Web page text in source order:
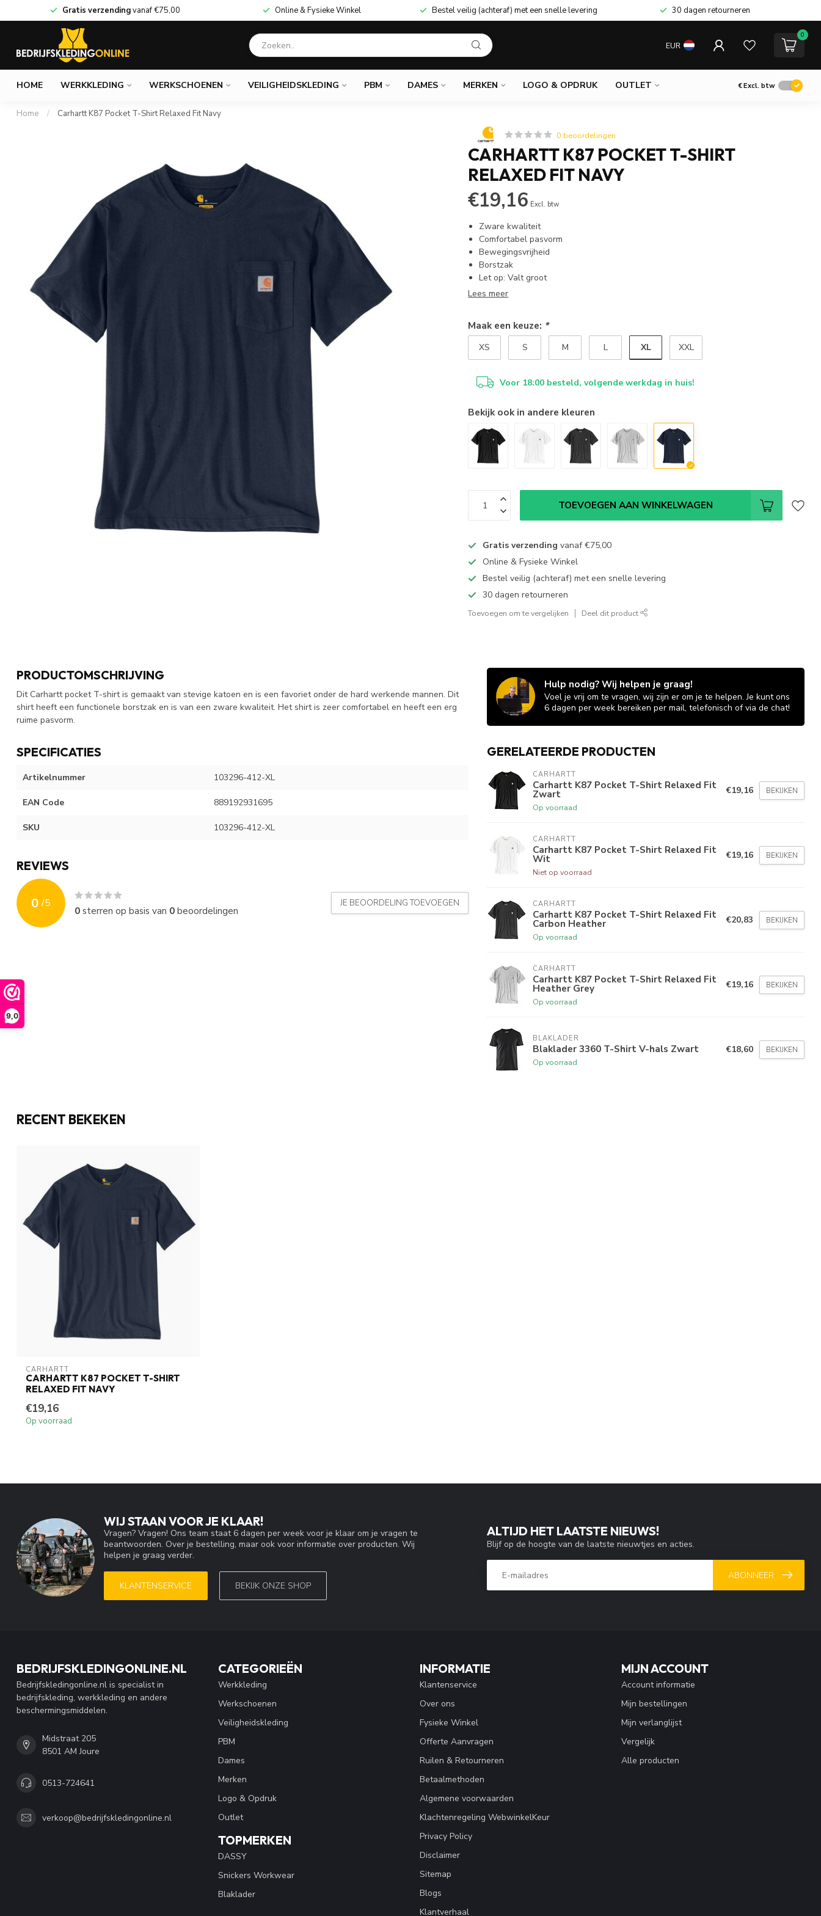
9,0
Gratis verzendingvanaf€75,00 Online & Fysieke Winkel Bestel veilig (achteraf) met een snelle levering 30 dagen retourneren
EUR
0
HOME WERKKLEDING WERKSCHOENEN VEILIGHEIDSKLEDING PBM DAMES MERKEN LOGO & OPDRUK OUTLET €Excl. btw
Home / Carhartt K87 Pocket T-Shirt Relaxed Fit Navy
0 beoordelingen
CARHARTT K87 POCKET T-SHIRT
RELAXED FIT NAVY
€19,16 Excl. btw
Zware kwaliteit
Comfortabel pasvorm
Bewegingsvrijheid
Borstzak
Let op: Valt groot
Lees meer
Maak een keuze: *
XS S M L XL XXL
Voor 18:00 besteld, volgende werkdag in huis!
Bekijk ook in andere kleuren
TOEVOEGEN AAN WINKELWAGEN
Gratis verzending vanaf€75,00
Online & Fysieke Winkel
Bestel veilig (achteraf) met een snelle levering
30 dagen retourneren
Toevoegen om te vergelijken Deel dit product
PRODUCTOMSCHRIJVING
Dit Carhartt pocket T-shirt is gemaakt van stevige katoen en is een favoriet onder de hard werkende mannen. Dit
shirt heeft een functionele borstzak en is van een zware kwaliteit. Het shirt is zeer comfortabel en heeft een erg
ruime pasvorm.
SPECIFICATIES
Artikelnummer 103296-412-XL
EAN Code 889192931695
SKU 103296-412-XL
REVIEWS
0 /5
0sterren op basis van 0beoordelingen
JE BEOORDELING TOEVOEGEN
Hulp nodig? Wij helpen je graag!
Voel je vrij om te vragen, wij zijn er om je te helpen. Je kunt ons
6 dagen per week bereiken per mail, telefonisch of via de chat!
GERELATEERDE PRODUCTEN
CARHARTT
Carhartt K87 Pocket T-Shirt Relaxed Fit
Zwart
Op voorraad
€19,16 BEKIJKEN
CARHARTT
Carhartt K87 Pocket T-Shirt Relaxed Fit
Wit
Niet op voorraad
€19,16 BEKIJKEN
CARHARTT
Carhartt K87 Pocket T-Shirt Relaxed Fit
Carbon Heather
Op voorraad
€20,83 BEKIJKEN
CARHARTT
Carhartt K87 Pocket T-Shirt Relaxed Fit
Heather Grey
Op voorraad
€19,16 BEKIJKEN
BLAKLADER
Blaklader 3360 T-Shirt V-hals Zwart
Op voorraad
€18,60 BEKIJKEN
RECENT BEKEKEN
CARHARTT
CARHARTT K87 POCKET T-SHIRT
RELAXED FIT NAVY
€19,16
Op voorraad
WIJ STAAN VOOR JE KLAAR!
Vragen? Vragen! Ons team staat 6 dagen per week voor je klaar om je vragen te
beantwoorden. Over je bestelling, maar ook voor informatie over producten. Wij
helpen je graag verder.
KLANTENSERVICE BEKIJK ONZE SHOP
ALTIJD HET LAATSTE NIEUWS!
Blijf op de hoogte van de laatste nieuwtjes en acties.
ABONNEER
BEDRIJFSKLEDINGONLINE.NL
Bedrijfskledingonline.nl is specialist in
bedrijfskleding, werkkleding en andere
beschermingsmiddelen.
Midstraat 205
8501 AM Joure
0513-724641
verkoop@bedrijfskledingonline.nl
CATEGORIEËN
Werkkleding
Werkschoenen
Veiligheidskleding
PBM
Dames
Merken
Logo & Opdruk
Outlet
TOPMERKEN
DASSY
Snickers Workwear
Blaklader
INFORMATIE
Klantenservice
Over ons
Fysieke Winkel
Offerte Aanvragen
Ruilen & Retourneren
Betaalmethoden
Algemene voorwaarden
Klachtenregeling WebwinkelKeur
Privacy Policy
Disclaimer
Sitemap
Blogs
Klantverhaal
MIJN ACCOUNT
Account informatie
Mijn bestellingen
Mijn verlanglijst
Vergelijk
Alle producten